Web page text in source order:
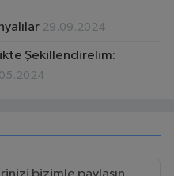
29.09.2024
Şekillendirelim: